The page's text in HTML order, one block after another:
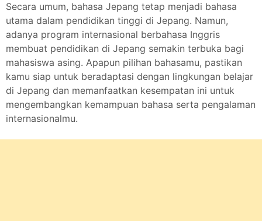
Secara umum, bahasa Jepang tetap menjadi bahasa
utama dalam pendidikan tinggi di Jepang. Namun,
adanya program internasional berbahasa Inggris
membuat pendidikan di Jepang semakin terbuka bagi
mahasiswa asing. Apapun pilihan bahasamu, pastikan
kamu siap untuk beradaptasi dengan lingkungan belajar
di Jepang dan memanfaatkan kesempatan ini untuk
mengembangkan kemampuan bahasa serta pengalaman
internasionalmu.